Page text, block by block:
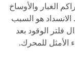
الغبار والأوساخ
هو السبب
فلتر الوقود بعد